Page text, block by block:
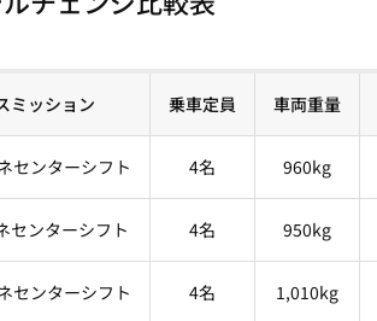
ミッション 乗車定員 車両重量
センターシフト 4名 960kg
センターシフト 4名 950kg
センターシフト 4名 1,010kg